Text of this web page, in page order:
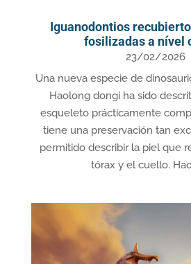
Iguanodontios
fosilizadas a nível
23/02/2026
Una nueva especie de
Haolong dongi ha sido
esqueleto prácticamente
tiene una preservación tan
permitido describir la piel que
tórax y el cuello.